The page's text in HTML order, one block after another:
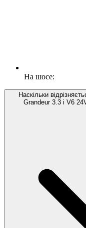
На шосе:
Наскільки
Grandeur 3.3 i V6